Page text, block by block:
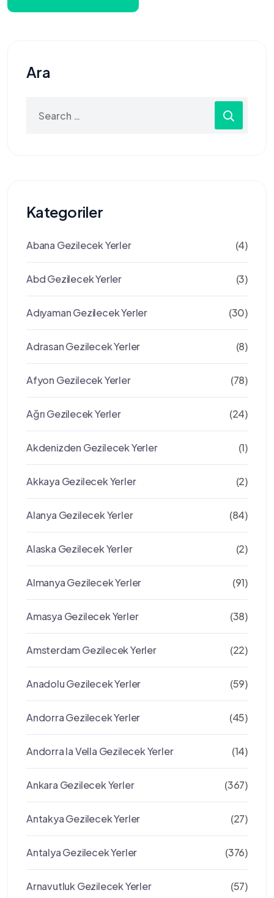
Ara
for:
Kategoriler
Abana Gezilecek Yerler (4)
Abd Gezilecek Yerler (3)
Adıyaman Gezilecek Yerler (30)
Adrasan Gezilecek Yerler (8)
Afyon Gezilecek Yerler (78)
Ağrı Gezilecek Yerler (24)
Akdenizden Gezilecek Yerler (1)
Akkaya Gezilecek Yerler (2)
Alanya Gezilecek Yerler (84)
Alaska Gezilecek Yerler (2)
Almanya Gezilecek Yerler (91)
Amasya Gezilecek Yerler (38)
Amsterdam Gezilecek Yerler (22)
Anadolu Gezilecek Yerler (59)
Andorra Gezilecek Yerler (45)
Andorra la Vella Gezilecek Yerler (14)
Ankara Gezilecek Yerler (367)
Antakya Gezilecek Yerler (27)
Antalya Gezilecek Yerler (376)
Arnavutluk Gezilecek Yerler (57)